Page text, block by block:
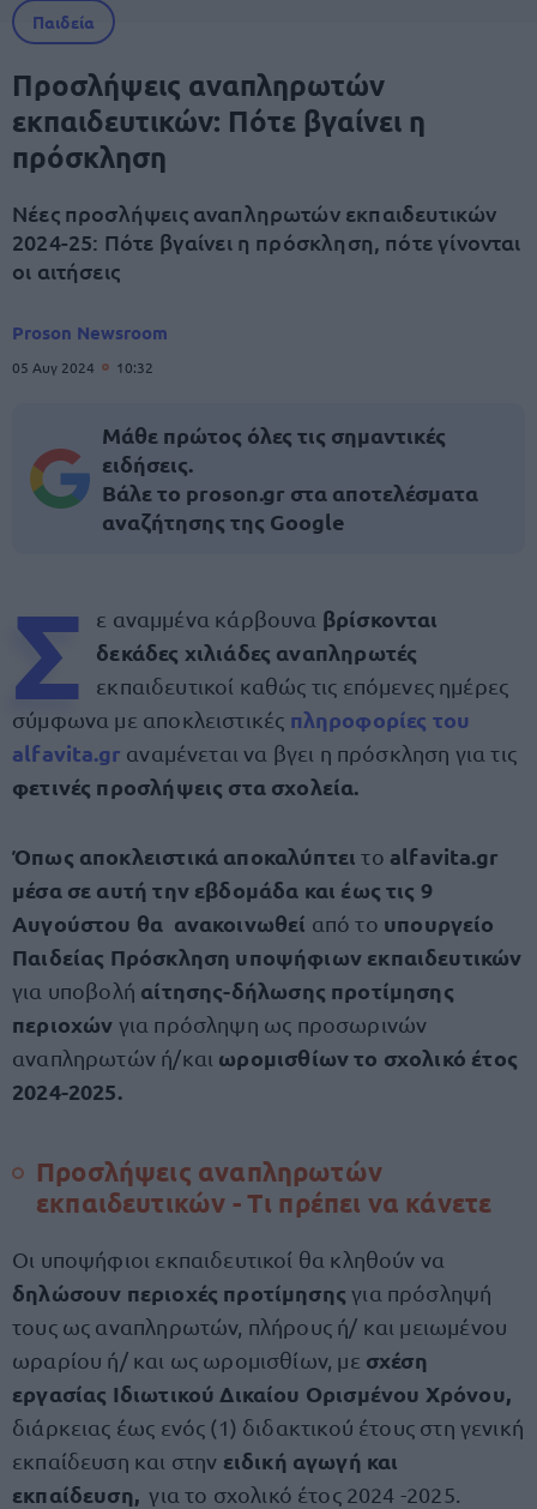
Παιδεία
Προσλήψεις αναπληρωτών
εκπαιδευτικών: Πότε βγαίνει η
πρόσκληση
Νέες προσλήψεις αναπληρωτών εκπαιδευτικών
2024-25: Πότε βγαίνει η πρόσκληση, πότε γίνονται
οι αιτήσεις
Proson Newsroom
05 Αυγ 2024 10:32
Μάθε πρώτος όλες τις σημαντικές
ειδήσεις.
Βάλε το proson.gr στα αποτελέσματα
αναζήτησης της Google
Σ ε αναμμένα κάρβουνα βρίσκονται
δεκάδες χιλιάδες αναπληρωτές
εκπαιδευτικοί καθώς τις επόμενες ημέρες
σύμφωνα με αποκλειστικές πληροφορίες του
alfavita.gr αναμένεται να βγει η πρόσκληση για τις
φετινές προσλήψεις στα σχολεία.
Όπως αποκλειστικά αποκαλύπτειτο alfavita.gr
μέσα σε αυτή την εβδομάδα και έως τις 9
Αυγούστου θα ανακοινωθεί από το υπουργείο
Παιδείας Πρόσκληση υποψήφιων εκπαιδευτικών
για υποβολή αίτησης-δήλωσης προτίμησης
περιοχών για πρόσληψη ως προσωρινών
αναπληρωτών ή/και ωρομισθίων το σχολικό έτος
2024-2025.
Προσλήψεις αναπληρωτών
εκπαιδευτικών - Τι πρέπει να κάνετε
Οι υποψήφιοι εκπαιδευτικοί θα κληθούν να
δηλώσουν περιοχές προτίμησης για πρόσληψή
τους ως αναπληρωτών, πλήρους ή/ και μειωμένου
ωραρίου ή/ και ως ωρομισθίων, με σχέση
εργασίας Ιδιωτικού Δικαίου Ορισμένου Χρόνου,
διάρκειας έως ενός (1) διδακτικού έτους στη γενική
εκπαίδευση και στην ειδική αγωγή και
εκπαίδευση,για το σχολικό έτος 2024 -2025.